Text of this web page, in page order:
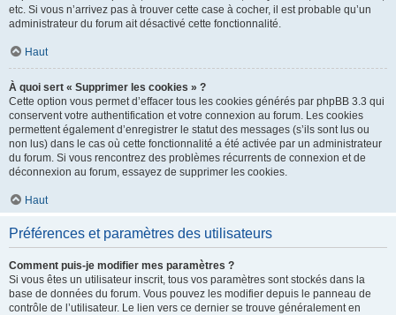
etc. Si vous n’arrivez pas à trouver cette case à cocher, il est probable qu’un
administrateur du forum ait désactivé cette fonctionnalité.
Haut
À quoi sert « Supprimer les cookies » ?
Cette option vous permet d’effacer tous les cookies générés par phpBB 3.3 qui
conservent votre authentification et votre connexion au forum. Les cookies
permettent également d’enregistrer le statut des messages (s’ils sont lus ou
non lus) dans le cas où cette fonctionnalité a été activée par un administrateur
du forum. Si vous rencontrez des problèmes récurrents de connexion et de
déconnexion au forum, essayez de supprimer les cookies.
Haut
Préférences et paramètres des utilisateurs
Comment puis-je modifier mes paramètres ?
Si vous êtes un utilisateur inscrit, tous vos paramètres sont stockés dans la
base de données du forum. Vous pouvez les modifier depuis le panneau de
contrôle de l’utilisateur. Le lien vers ce dernier se trouve généralement en